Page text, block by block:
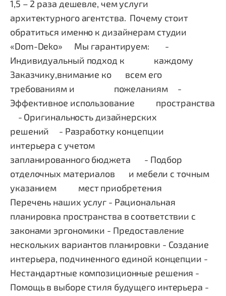
1,5 – 2 раза дешевле, чем услуги
архитектурного агентства. Почему стоит
обратиться именно к дизайнерам студии
«Dom-Deko»
Мы гарантируем: -
Индивидуальный подход к каждому
Заказчику,внимание ко всем его
требованиям и пожеланиям -
Эффективное использование пространства
- Оригинальность дизайнерских
решений - Разработку концепции
интерьера с учетом
запланированного бюджета - Подбор
отделочных материалов и мебели с точным
указанием мест приобретения
Перечень наших услуг - Рациональная
планировка пространства в соответствии с
законами эргономики - Предоставление
нескольких вариантов планировки - Создание
интерьера, подчиненного единой концепции -
Нестандартные композиционные решения -
Помощь в выборе стиля будущего интерьера -